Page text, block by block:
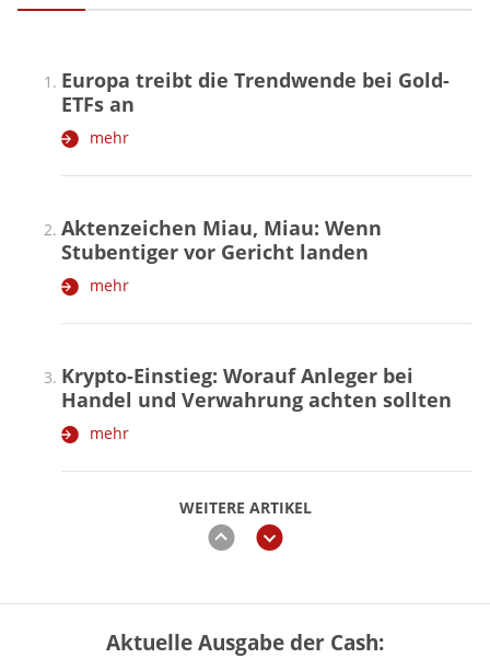
WEITERE ARTIKEL
zurückweiter
Europa treibt die Trendwende bei Gold-
ETFs an
mehr
Aktenzeichen Miau, Miau: Wenn
Stubentiger vor Gericht landen
mehr
Krypto-Einstieg: Worauf Anleger bei
Handel und Verwahrung achten sollten
mehr
Vermieter-Zutritt: Wann Mieter
Aktuelle Ausgabe der Cash: